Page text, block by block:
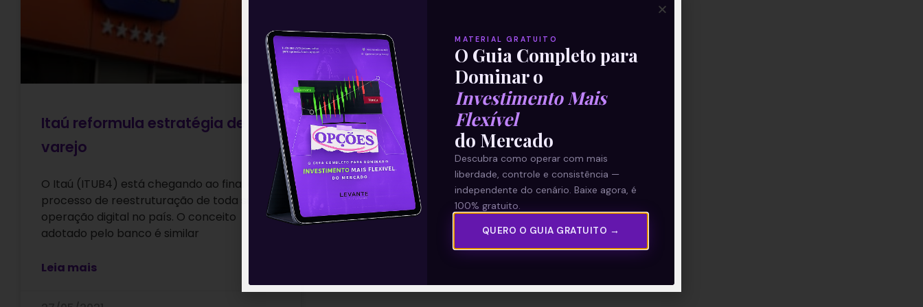
Itaú reformula estratégia de
varejo
O Itaú (ITUB4) está chegando ao final do
processo de reestruturação de toda sua
operação digital no país. O conceito
adotado pelo banco é similar
Leia mais
MATERIAL GRATUITO
O Guia Completo para
Dominar o
Investimento Mais
Flexível
do Mercado
Descubra como operar com mais
liberdade, controle e consistência —
independente do cenário. Baixe agora, é
100% gratuito.
QUERO O GUIA GRATUITO →